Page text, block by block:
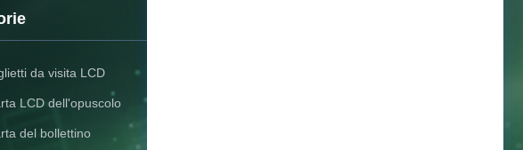
colori: multicolore, bianco caldo e
bianco ...
da visita LCD
LCD dell'opuscolo
del bollettino